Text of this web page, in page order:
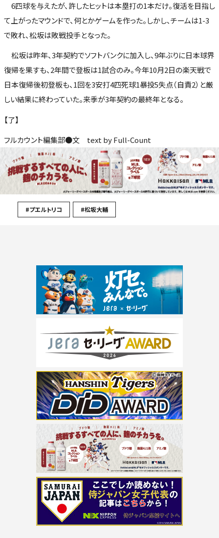
6四球を与えたが、許したヒットは本塁打の1本だけ。復活を目指し
て上がったマウンドで、何とかゲームを作った。しかし、チームは1-3
で敗れ、松坂は敗戦投手となった。
松坂は昨年、3年契約でソフトバンクに加入し、9年ぶりに日本球界
復帰を果すも、2年間で登板は1試合のみ。今年10月2日の楽天戦で
日本復帰後初登板も、1回を3安打4四死球1暴投5失点（自責2）と厳
しい結果に終わっていた。来季が3年契約の最終年となる。
【了】
フルカウント編集部●文 text by Full-Count
#プエルトリコ #松坂大輔